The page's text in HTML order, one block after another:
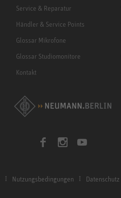
Service & Reparatur
Händler & Service Points
Glossar Mikrofone
Glossar Studiomonitore
Kontakt
Nutzungsbedingungen Datenschutz